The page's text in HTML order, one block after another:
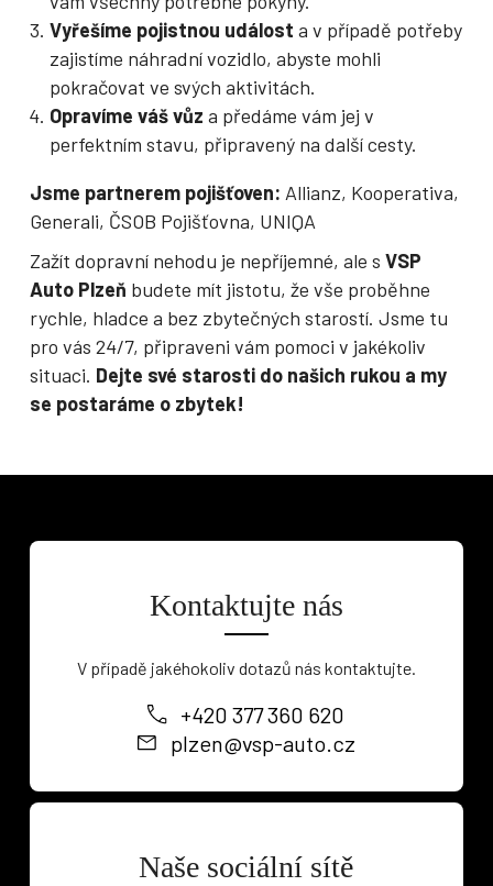
Vyřešíme pojistnou událost a v případě potřeby
zajistíme náhradní vozidlo, abyste mohli
pokračovat ve svých aktivitách.
Opravíme váš vůz a předáme vám jej v
perfektním stavu, připravený na další cesty.
Jsme partnerem pojišťoven: Allianz, Kooperativa,
Generali, ČSOB Pojišťovna, UNIQA
Zažít dopravní nehodu je nepříjemné, ale s VSP
Auto Plzeň budete mít jistotu, že vše proběhne
rychle, hladce a bez zbytečných starostí. Jsme tu
pro vás 24/7, připraveni vám pomoci v jakékoliv
situaci. Dejte své starosti do našich rukou a my
se postaráme o zbytek!
Kontaktujte nás
V případě jakéhokoliv dotazů nás kontaktujte.
+420 377 360 620
plzen@vsp-auto.cz
Naše sociální sítě